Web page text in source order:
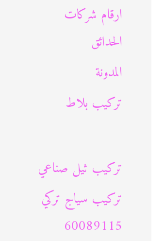
ع
ن
:
ارقام شركات
الحدائق
المدونة
تركيب بلاط
تركيب ثيل صناعي
تركيب سياج تركي
60089115